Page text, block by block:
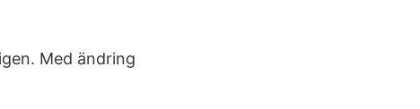
Med ändring